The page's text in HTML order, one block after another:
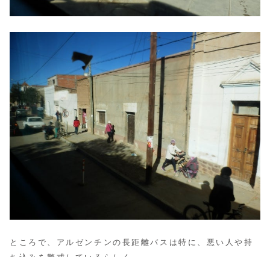
ところで、アルゼンチンの長距離バスは特に、悪い人や持